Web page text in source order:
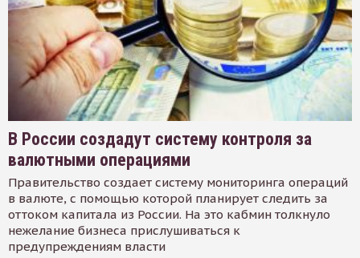
В России создадут систему контроля за
валютными операциями
Правительство создает систему мониторинга операций
в валюте, с помощью которой планирует следить за
оттоком капитала из России. На это кабмин толкнуло
нежелание бизнеса прислушиваться к
предупреждениям власти